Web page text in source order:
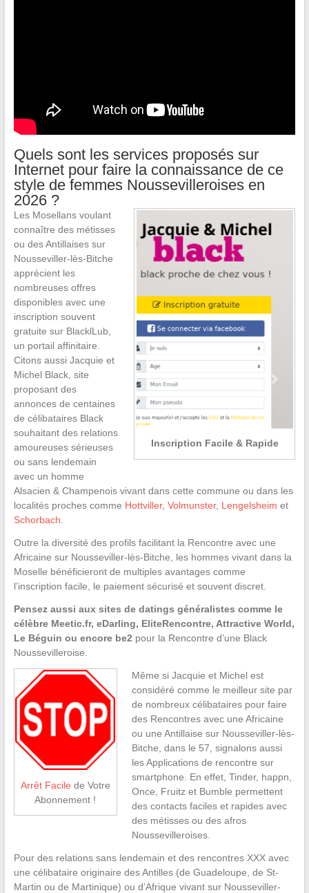
Quels sont les services proposés sur
Internet pour faire la connaissance de ce
style de femmes Noussevilleroises en
2026 ?
Inscription Facile & Rapide
Les Mosellans voulant
connaître des métisses
ou des Antillaises sur
Nousseviller-lès-Bitche
apprécient les
nombreuses offres
disponibles avec une
inscription souvent
gratuite sur BlacklLub,
un portail affinitaire.
Citons aussi Jacquie et
Michel Black, site
proposant des
annonces de centaines
de célibataires Black
souhaitant des relations
amoureuses sérieuses
ou sans lendemain
avec un homme
Alsacien & Champenois vivant dans cette commune ou dans les
localités proches comme Hottviller, Volmunster, Lengelsheim et
Schorbach
Outre la diversité des profils facilitant la Rencontre avec une
Africaine sur Nousseviller-lès-Bitche, les hommes vivant dans la
Moselle bénéficieront de multiples avantages comme
l’inscription facile, le paiement sécurisé et souvent discret.
Pensez aussi aux sites de datings généralistes comme le
célèbre Meetic.fr, eDarling, EliteRencontre, Attractive World,
Le Béguin ou encore be2 pour la Rencontre d’une Black
Noussevilleroise.
Arrêt Facile de Votre
Abonnement !
Même si Jacquie et Michel est
considéré comme le meilleur site par
de nombreux célibataires pour faire
des Rencontres avec une Africaine
ou une Antillaise sur Nousseviller-lès-
Bitche, dans le 57, signalons aussi
les Applications de rencontre sur
smartphone. En effet, Tinder, happn,
Once, Fruitz et Bumble permettent
des contacts faciles et rapides avec
des métisses ou des afros
Noussevilleroises.
Pour des relations sans lendemain et des rencontres XXX avec
une célibataire originaire des Antilles (de Guadeloupe, de St-
Martin ou de Martinique) ou d’Afrique vivant sur Nousseviller-